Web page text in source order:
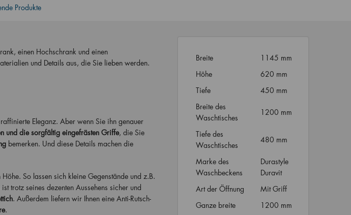
Produkte
einen Hochschrank und einen
und Details aus, die Sie lieben werden.
Eleganz. Aber wenn Sie ihn genauer
und die sorgfältig eingefrästen Griffe, die Sie
bemerken. Und diese Details machen die
So lassen sich kleine Gegenstände und z.B.
trotz seines dezenten Aussehens sicher und
. Außerdem liefern wir Ihnen eine Anti-Rutsch-
.
Breite
1145 mm
Höhe
620 mm
Tiefe
450 mm
Breite des
Waschtisches
1200 mm
Tiefe des
Waschtisches
480 mm
Marke des
Waschbeckens
Durastyle
Duravit
Art der Öffnung
Mit Griff
Ganze breite
1200 mm